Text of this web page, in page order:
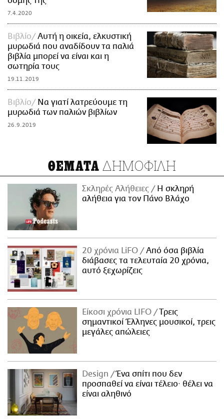
7.4.2020
Βιβλίο
Αυτή η οικεία, ελκυστική
μυρωδιά που αναδίδουν τα παλιά
βιβλία μπορεί να είναι και η
σωτηρία τους
19.11.2019
Βιβλίο
Να γιατί λατρεύουμε τη
μυρωδιά των παλιών βιβλίων
26.9.2019
ΘΕΜΑΤΑ ΔΗΜΟΦΙΛΗ
Σκληρές Αλήθειες
H σκληρή
αλήθεια για τον Πάνο Βλάχο
20 χρόνια LiFO
Από όσα βιβλία
διάβασες τα τελευταία 20 χρόνια,
αυτό ξεχωρίζεις
Είκοσι χρόνια LIFO
Tρεις
σημαντικοί Έλληνες μουσικοί, τρεις
μεγάλες απώλειες
Design
Ένα σπίτι που δεν
προσπαθεί να είναι τέλειο· θέλει να
είναι αληθινό